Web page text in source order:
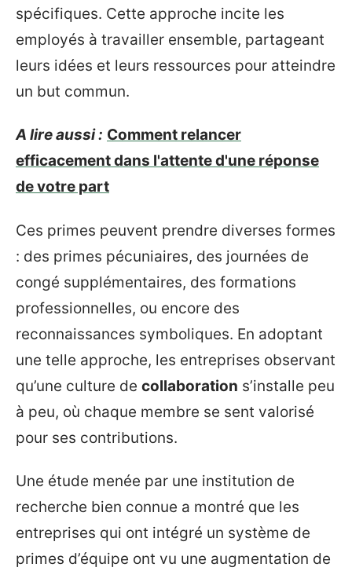
spécifiques. Cette approche incite les
employés à travailler ensemble, partageant
leurs idées et leurs ressources pour atteindre
un but commun.
A lire aussi : Comment relancer
efficacement dans l'attente d'une réponse
de votre part
Ces primes peuvent prendre diverses formes
: des primes pécuniaires, des journées de
congé supplémentaires, des formations
professionnelles, ou encore des
reconnaissances symboliques. En adoptant
une telle approche, les entreprises observant
qu’une culture de collaboration s’installe peu
à peu, où chaque membre se sent valorisé
pour ses contributions.
Une étude menée par une institution de
recherche bien connue a montré que les
entreprises qui ont intégré un système de
primes d’équipe ont vu une augmentation de